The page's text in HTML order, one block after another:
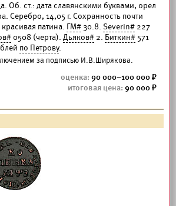
Об. ст.: дата славянскими буквами, орел
Серебро, 14,05 г. Сохранность почти
патина. ГМ#30.8. Severin# 227
0508 (черта). Дьяков# 2. Биткин# 571
по Петрову.
за подписью И.В.Ширякова.
90 000–100 000
90 000